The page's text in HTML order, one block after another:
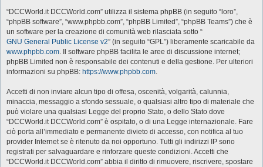
“DCCWorld.it DCCWorld.com” utilizza il sistema phpBB (in seguito “loro”,
“phpBB software”, “www.phpbb.com”, “phpBB Limited”, “phpBB Teams”) che è
un software per la creazione di comunità web rilasciata sotto “
GNU General Public License v2” (in seguito “GPL”) liberamente scaricabile da
www.phpbb.com. Il software phpBB facilita le aree di discussione internet;
phpBB Limited non è responsabile dei contenuti e della gestione. Per ulteriori
informazioni su phpBB: https://www.phpbb.com.
Accetti di non inviare alcun tipo di offesa, oscenità, volgarità, calunnia,
minaccia, messaggio a sfondo sessuale, o qualsiasi altro tipo di materiale che
può violare una qualsiasi Legge del proprio Stato, o dello Stato dove
“DCCWorld.it DCCWorld.com” è ospitato, o di una Legge internazionale. Fare
ciò porta all’immediato e permanente divieto di accesso, con notifica al tuo
provider Internet se è ritenuto da noi opportuno. Tutti gli indirizzi IP sono
registrati per salvaguardare e rinforzare queste condizioni. Accetti che
“DCCWorld.it DCCWorld.com” abbia il diritto di rimuovere, riscrivere, spostare